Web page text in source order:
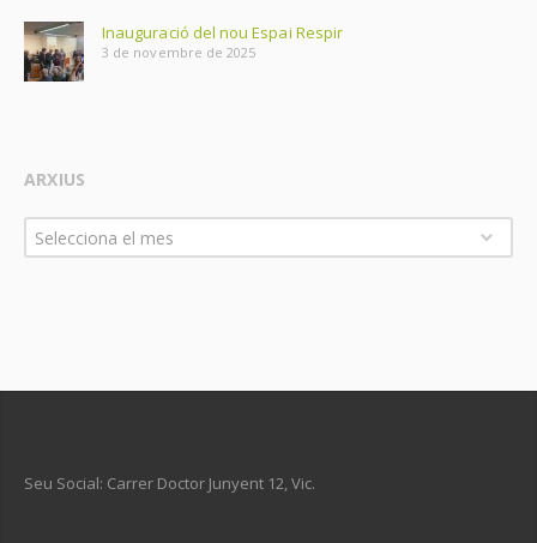
Inauguració del nou Espai Respir
3 de novembre de 2025
ARXIUS
Arxius
Selecciona el mes
Seu Social: Carrer Doctor Junyent 12, Vic.